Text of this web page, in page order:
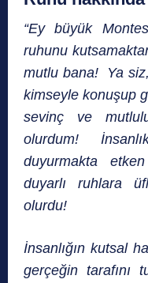
“Ey büyük
ruhunu
mutlu bana! Ya
kimseyle konuşup
sevinç ve
olurdum!
duyurmakta
duyarlı ruhlara
olurdu!
İnsanlığın kutsal
gerçeğin tarafını